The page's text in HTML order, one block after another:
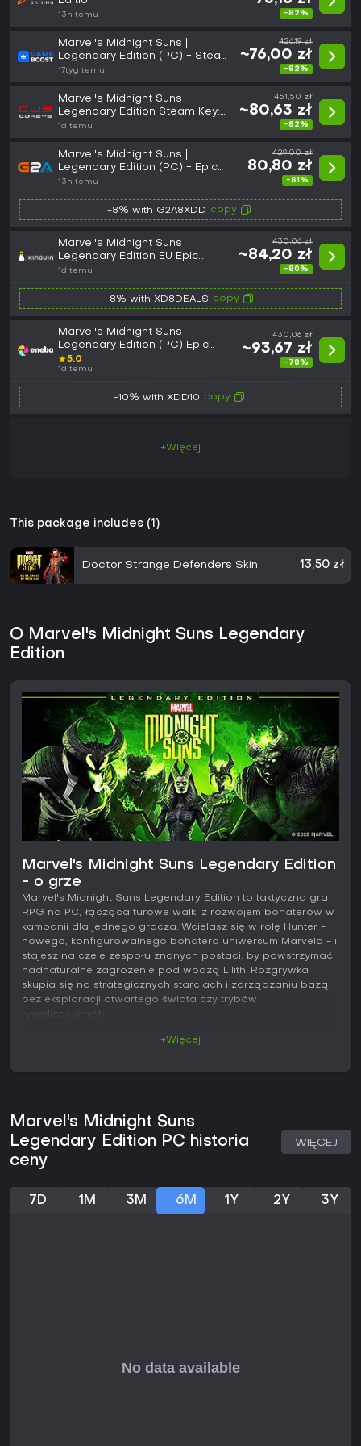
13h temu -82%
Marvel's Midnight Suns |
Legendary Edition (PC) - Steam
Key - GLOBAL
17tyg temu
426,19 zł
~76,00 zł
-82%
Marvel's Midnight Suns
Legendary Edition Steam Key:
Europe & UK (Europe)
1d temu
451,50 zł
~80,63 zł
-82%
Marvel's Midnight Suns |
Legendary Edition (PC) - Epic
Games Key - EUROPE
13h temu
429,00 zł
80,80 zł
-81%
-8% with G2A8XDD copy
Marvel's Midnight Suns
Legendary Edition EU Epic
Games CD Key
1d temu
430,06 zł
~84,20 zł
-80%
-8% with XD8DEALS copy
Marvel's Midnight Suns
Legendary Edition (PC) Epic
Games Key EUROPE
★5.0
1d temu
430,06 zł
~93,67 zł
-78%
-10% with XDD10 copy
+Więcej
This package includes (1)
Doctor Strange Defenders Skin 13,50 zł
O Marvel's Midnight Suns Legendary
Edition
Marvel's Midnight Suns Legendary Edition
- o grze
Marvel's Midnight Suns Legendary Edition to taktyczna gra
RPG na PC, łącząca turowe walki z rozwojem bohaterów w
kampanii dla jednego gracza. Wcielasz się w rolę Hunter -
nowego, konfigurowalnego bohatera uniwersum Marvela - i
stajesz na czele zespołu znanych postaci, by powstrzymać
nadnaturalne zagrożenie pod wodzą Lilith. Rozgrywka
skupia się na strategicznych starciach i zarządzaniu bazą,
bez eksploracji otwartego świata czy trybów
rywalizacyjnych.
punkty akcji i zasilają wskaźnik heroizmu, który odblokowuje
silniejsze działania w trakcie tury. Ustawienie na polu walki
wpływa na efekty obszarowe i kontrataki, a interakcje ze
środowiskiem oraz synergie między postaciami dodają
siedzibie przy opactwie - poruszasz się w widoku
gotowych do walki zespołów. System nagradza
+Więcej
Marvel's Midnight Suns
Legendary Edition PC historia
ceny
WIĘCEJ
7D 1M 3M 6M 1Y 2Y 3Y